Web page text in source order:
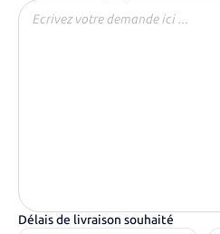
Délais de livraison souhaité